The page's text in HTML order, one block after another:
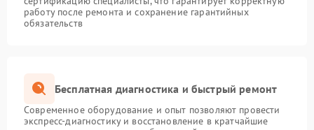
работу после ремонта и сохранение гарантийных
обязательств
Бесплатная диагностика и быстрый ремонт
Современное оборудование и опыт позволяют провести
экспресс-диагностику и восстановление в кратчайшие